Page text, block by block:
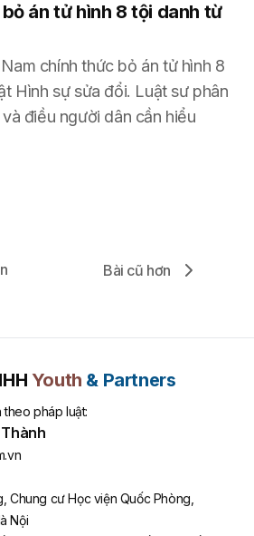
án tử hình 8 tội danh từ
chính thức bỏ án tử hình 8
Hình sự sửa đổi. Luật sư phân
điều người dân cần hiểu
Bài cũ hơn
Youth & Partners
theo pháp luật:
Chung cư Học viện Quốc Phòng,
Nội